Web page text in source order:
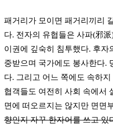
패거리가 모이면 패거리끼리
다. 전자의 유협들은 사파(邪
이권에 깊숙히 침투했다. 후자
중받으며 국가에도 봉사한다.
다. 그리고 어느 쪽에도 속하
협객들도 여전히 사회 속에서
면에 떠오르지는 않지만 면면
향인지 자꾸 한자어를 쓰고 있